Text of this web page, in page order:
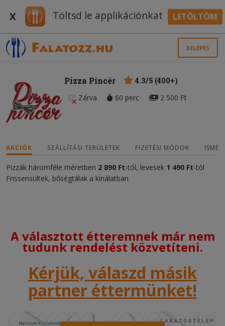
X Töltsd le applikációnkat LETÖLTÖM
BELÉPÉS
Pizza Pincér
4.3/5 (400+)
Zárva
60 perc 2 500 Ft
AKCIÓK SZÁLLÍTÁSI TERÜLETEK FIZETÉSI MÓDOK
Pizzák háromféle méretben 2 890 Ft-tól, levesek 1 490 Ft-tól
Frissensültek, bőségtálak a kínálatban
A választott étteremnek már nem
tudunk rendelést közvetíteni.
Kérjük, válaszd másik
partner éttermünket!